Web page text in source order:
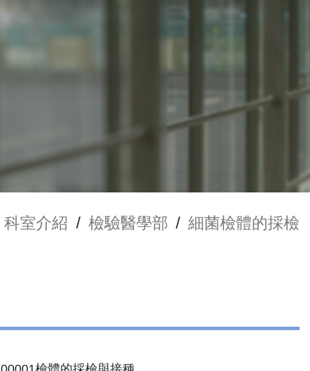
科室介紹 / 檢驗醫學部 / 細菌檢體的採檢